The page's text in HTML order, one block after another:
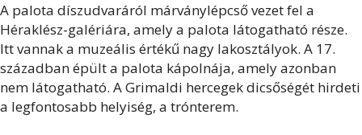
A palota díszudvaráról márványlépcső vezet fel a
Héraklész-galériára, amely a palota látogatható része.
Itt vannak a muzeális értékű nagy lakosztályok. A 17.
században épült a palota kápolnája, amely azonban
nem látogatható. A Grimaldi hercegek dicsőségét hirdeti
a legfontosabb helyiség, a trónterem.